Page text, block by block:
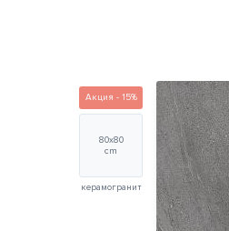
Акция - 15%
80х80
cm
керамогранит